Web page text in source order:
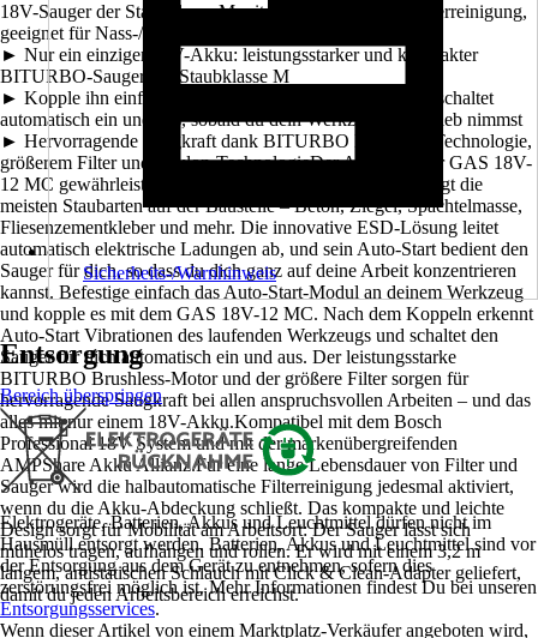
18V-Sauger der Staubklasse M mit halbautomatischer Filterreinigung,
geeignet für Nass-/Trockenanwendungen
► Nur ein einziger 18V-Akku: leistungsstarker und kompakter
BITURBO-Sauger der Staubklasse M
► Kopple ihn einfach mit dem Auto-Start-Modul, und er schaltet
automatisch ein und aus, sobald du dein Werkzeug in Betrieb nimmst
► Hervorragende Saugkraft dank BITURBO Brushless-Technologie,
größerem Filter und Zyklon-TechnologieDer Akku-Sauger GAS 18V-
12 MC gewährleistet Staubschutz der Klasse M. Er beseitigt die
meisten Staubarten auf der Baustelle – Beton, Ziegel, Spachtelmasse,
Fliesenzementkleber und mehr. Die innovative ESD-Lösung leitet
automatisch elektrische Ladungen ab, und sein Auto-Start bedient den
Sauger für dich, so dass du dich ganz auf deine Arbeit konzentrieren
kannst. Befestige einfach das Auto-Start-Modul an deinem Werkzeug
und kopple es mit dem GAS 18V-12 MC. Nach dem Koppeln erkennt
Auto-Start Vibrationen des laufenden Werkzeugs und schaltet den
Sauger für dich automatisch ein und aus. Der leistungsstarke
BITURBO Brushless-Motor und der größere Filter sorgen für
hervorragende Saugkraft bei allen anspruchsvollen Arbeiten – und das
alles mit nur einem 18V-Akku.Kompatibel mit dem Bosch
Professional 18V System und mit der markenübergreifenden
AMPShare Akku Allianz.Für eine lange Lebensdauer von Filter und
Sauger wird die halbautomatische Filterreinigung jedesmal aktiviert,
wenn du die Akku-Abdeckung schließt. Das kompakte und leichte
Design sorgt für Mobilität am Arbeitsort: Der Sauger lässt sich
mühelos tragen, aufhängen und rollen. Er wird mit einem 3,2 m
langem, antistatischen Schlauch mit Click & Clean-Adapter geliefert,
damit du jeden Arbeitsbereich erreichst.
Sicherheits-/Warnhinweis
Entsorgung
Bereich überspringen
Elektrogeräte, Batterien, Akkus und Leuchtmittel dürfen nicht im
Hausmüll entsorgt werden. Batterien, Akkus und Leuchtmittel sind vor
der Entsorgung aus dem Gerät zu entnehmen, sofern dies
zerstörungsfrei möglich ist. Mehr Informationen findest Du bei unseren
Entsorgungsservices.
Wenn dieser Artikel von einem Marktplatz-Verkäufer angeboten wird,